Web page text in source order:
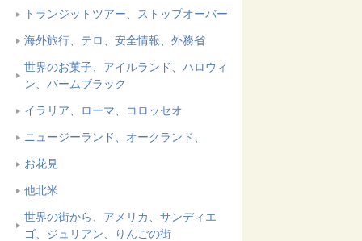
トランジットツアー、ストップオーバー
海外旅行、テロ、安全情報、外務省
世界のお菓子、アイルランド、ハロウィ
ン、バームブラック
イラリア、ローマ、コロッセオ
ニュージーランド、オークランド、
お花見
他北米
世界の街から、アメリカ、サンディエ
ゴ、ジュリアン、りんごの街